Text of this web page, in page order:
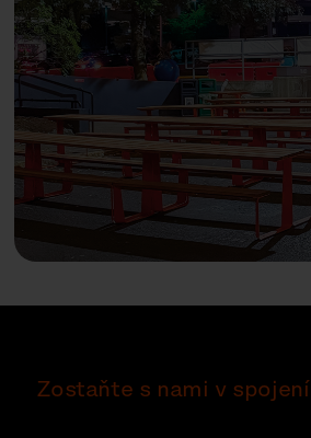
Zostaňte s nami v spojení